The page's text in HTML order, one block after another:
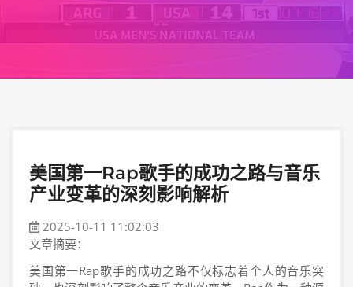
美国第一Rap歌手的成功之路与音乐
产业变革的深刻影响解析
2025-10-11 11:02:03
文章摘要：
美国第一Rap歌手的成功之路不仅标志着个人的音乐突